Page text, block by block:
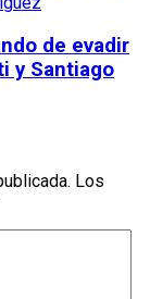
de evadir
y Santiago
Los